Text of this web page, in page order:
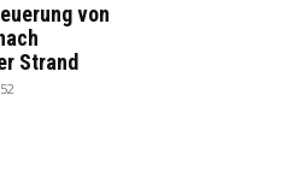
von
Strand